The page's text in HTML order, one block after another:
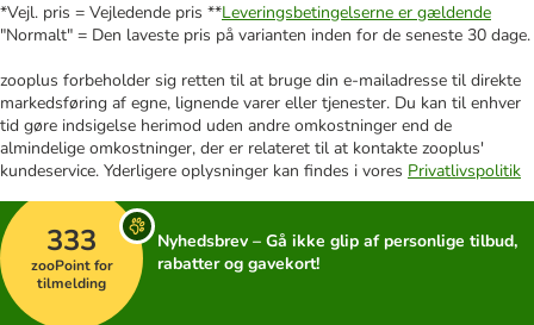
*Vejl. pris = Vejledende pris **Leveringsbetingelserne er gældende
"Normalt" = Den laveste pris på varianten inden for de seneste 30 dage.
zooplus forbeholder sig retten til at bruge din e-mailadresse til direkte
markedsføring af egne, lignende varer eller tjenester. Du kan til enhver
tid gøre indsigelse herimod uden andre omkostninger end de
almindelige omkostninger, der er relateret til at kontakte zooplus'
kundeservice. Yderligere oplysninger kan findes i vores Privatlivspolitik
333
zooPoint for
tilmelding
Nyhedsbrev – Gå ikke glip af personlige tilbud,
rabatter og gavekort!